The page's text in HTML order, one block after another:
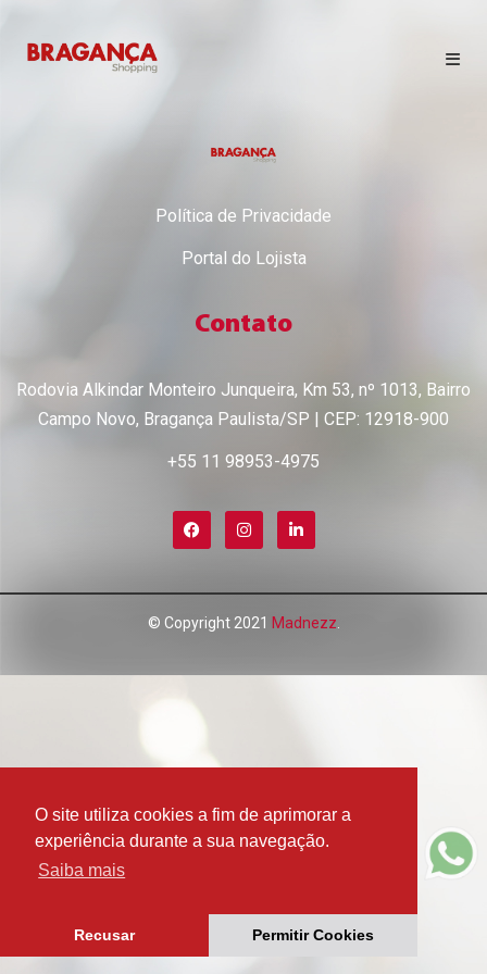
O site utiliza cookies a fim de aprimorar a
experiência durante a sua navegação.
Saiba mais
Recusar Permitir Cookies
EVENTOS
Política de Privacidade
Portal do Lojista
Contato
Rodovia Alkindar Monteiro Junqueira, Km 53, nº 1013, Bairro
Campo Novo, Bragança Paulista/SP | CEP: 12918-900
+55 11 98953-4975
© Copyright 2021 Madnezz.